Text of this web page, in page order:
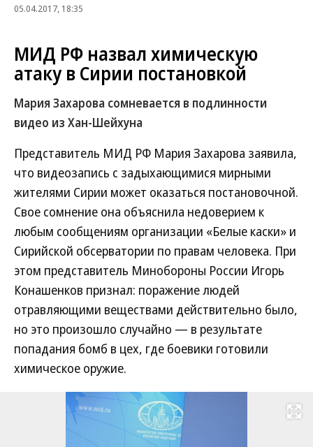
05.04.2017, 18:35
МИД РФ назвал химическую
атаку в Сирии постановкой
Мария Захарова сомневается в подлинности
видео из Хан-Шейхуна
Представитель МИД РФ Мария Захарова заявила,
что видеозапись с задыхающимися мирными
жителями Сирии может оказаться постановочной.
Свое сомнение она объяснила недоверием к
любым сообщениям организации «Белые каски» и
Сирийской обсерватории по правам человека. При
этом представитель Минобороны России Игорь
Конашенков признал: поражение людей
отравляющими веществами действительно было,
но это произошло случайно — в результате
попадания бомб в цех, где боевики готовили
химическое оружие.
Развернуть